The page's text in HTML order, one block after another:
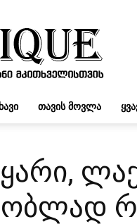
UNIQUE.GE
ᲗᲐᲕᲘᲡ ᲛᲝᲕᲚᲐ